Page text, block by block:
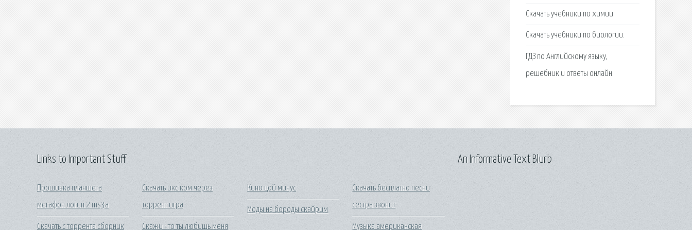
Скачать учебники по химии.
Скачать учебники по биологии.
ГДЗ по Английскому языку,
решебник и ответы онлайн.
Links to Important Stuff
Прошивка планшета
мегафон логин 2 ms3a
Скачать с торрента сборник
Скачать икс ком через
торрент игра
Скажи что ты любишь меня
Кино цой минус
Моды на бороды скайрим
Скачать бесплатно песни
сестра звонит
Музыка американская
An Informative Text Blurb